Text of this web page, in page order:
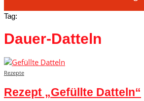
Tag:
Dauer-Datteln
Rezepte
Rezept „Gefüllte Datteln“